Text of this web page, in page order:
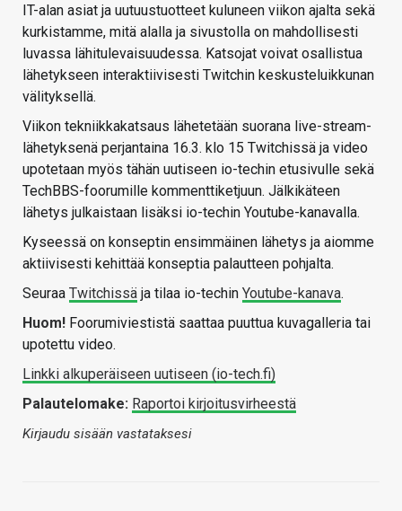
IT-alan asiat ja uutuustuotteet kuluneen viikon ajalta sekä
kurkistamme, mitä alalla ja sivustolla on mahdollisesti
luvassa lähitulevaisuudessa. Katsojat voivat osallistua
lähetykseen interaktiivisesti Twitchin keskusteluikkunan
välityksellä.
Viikon tekniikkakatsaus lähetetään suorana live-stream-
lähetyksenä perjantaina 16.3. klo 15 Twitchissä ja video
upotetaan myös tähän uutiseen io-techin etusivulle sekä
TechBBS-foorumille kommenttiketjuun. Jälkikäteen
lähetys julkaistaan lisäksi io-techin Youtube-kanavalla.
Kyseessä on konseptin ensimmäinen lähetys ja aiomme
aktiivisesti kehittää konseptia palautteen pohjalta.
Seuraa Twitchissä ja tilaa io-techin Youtube-kanava.
Huom! Foorumiviestistä saattaa puuttua kuvagalleria tai
upotettu video.
Linkki alkuperäiseen uutiseen (io-tech.fi)
Palautelomake: Raportoi kirjoitusvirheestä
Kirjaudu sisään vastataksesi